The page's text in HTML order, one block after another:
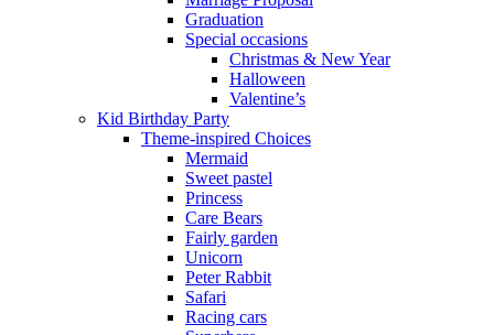
Graduation
Special occasions
Christmas & New Year
Halloween
Valentine’s
Kid Birthday Party
Theme-inspired Choices
Mermaid
Sweet pastel
Princess
Care Bears
Fairly garden
Unicorn
Peter Rabbit
Safari
Racing cars